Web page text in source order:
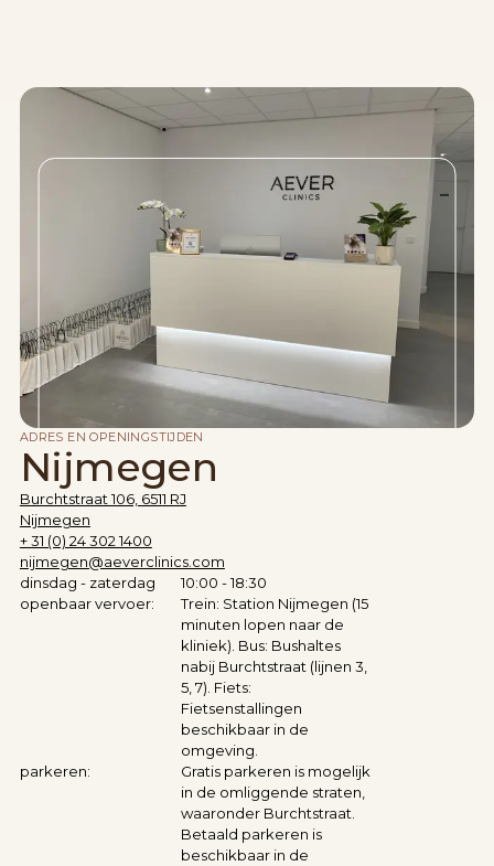
ADRES EN OPENINGSTIJDEN
Nijmegen
Burchtstraat 106, 6511 RJ
Nijmegen
+ 31 (0) 24 302 1400
nijmegen@aeverclinics.com
dinsdag - zaterdag
10:00 - 18:30
openbaar vervoer:
Trein: Station Nijmegen (15
minuten lopen naar de
kliniek). Bus: Bushaltes
nabij Burchtstraat (lijnen 3,
5, 7). Fiets:
Fietsenstallingen
beschikbaar in de
omgeving.
parkeren:
Gratis parkeren is mogelijk
in de omliggende straten,
waaronder Burchtstraat.
Betaald parkeren is
beschikbaar in de